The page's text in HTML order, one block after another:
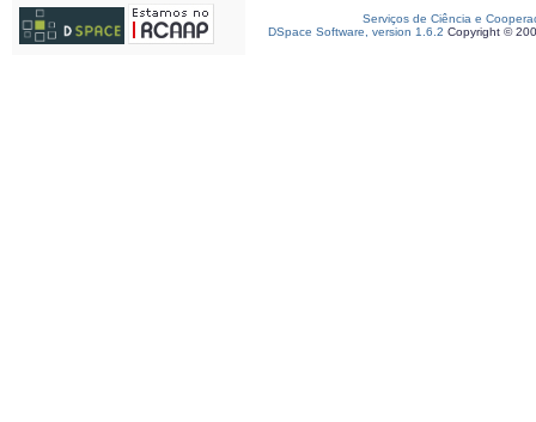
Serviços de Ciência e
DSpace Software, version 1.6.2 Copyright ©